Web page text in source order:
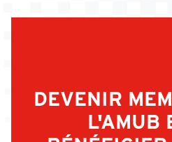
DEVENIR
L'AMUB